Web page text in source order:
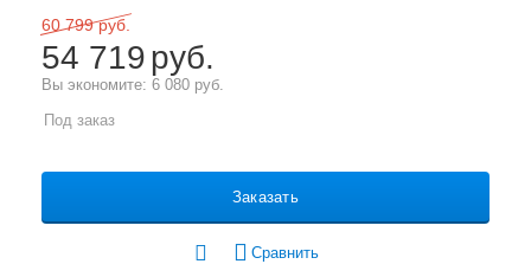
60 799 руб.
54 719руб.
Вы экономите:6 080 руб.
Под заказ
Заказать
Сравнить